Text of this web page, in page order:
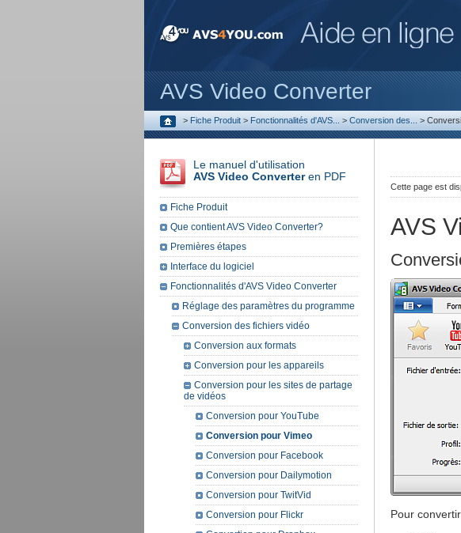
AVS Video Converter
> Fiche Produit > Fonctionnalités d'AVS... > Conversion des... >
Cette page est
AVS
Pour
Le manuel d'utilisation
AVS Video Converteren PDF
Fiche Produit
Que contient AVS Video Converter?
Premières étapes
Interface du logiciel
Fonctionnalités d'AVS Video Converter
Réglage des paramètres du programme
Conversion des fichiers vidéo
Conversion aux formats
Conversion pour les appareils
Conversion pour les sites de partage
de vidéos
Conversion pour YouTube
Conversion pour Vimeo
Conversion pour Facebook
Conversion pour Dailymotion
Conversion pour TwitVid
Conversion pour Flickr